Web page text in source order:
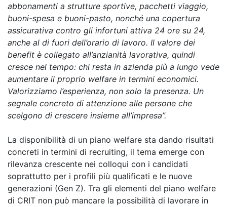
abbonamenti a strutture sportive, pacchetti viaggio,
buoni-spesa e buoni-pasto, nonché una copertura
assicurativa contro gli infortuni attiva 24 ore su 24,
anche al di fuori dell’orario di lavoro. Il valore dei
benefit è collegato all’anzianità lavorativa, quindi
cresce nel tempo: chi resta in azienda più a lungo vede
aumentare il proprio welfare in termini economici.
Valorizziamo l’esperienza, non solo la presenza. Un
segnale concreto di attenzione alle persone che
scelgono di crescere insieme all’impresa”.
La disponibilità di un piano welfare sta dando risultati
concreti in termini di recruiting, il tema emerge con
rilevanza crescente nei colloqui con i candidati
soprattutto per i profili più qualificati e le nuove
generazioni (Gen Z). Tra gli elementi del piano welfare
di CRIT non può mancare la possibilità di lavorare in